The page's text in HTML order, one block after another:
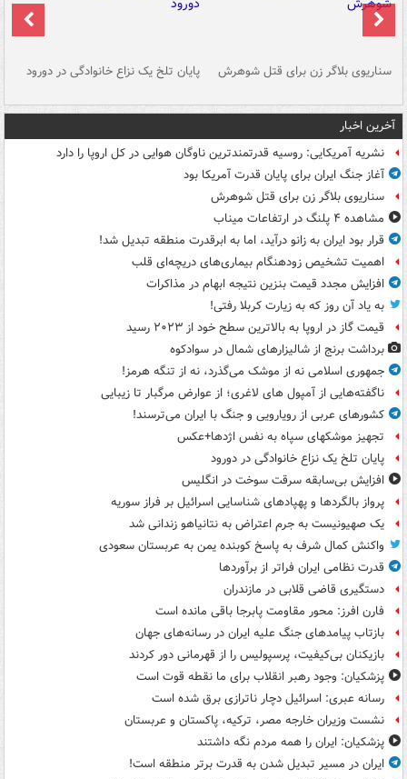
سناریوی بلاگر زن برای قتل شوهرش پایان تلخ یک نزاع خانوادگی در دورود
آخرین اخبار
نشریه آمریکایی: روسیه قدرتمندترین ناوگان هوایی در کل اروپا را دارد
آغاز جنگ ایران برای پایان قدرت آمریکا بود
سناریوی بلاگر زن برای قتل شوهرش
مشاهده ۴ پلنگ در ارتفاعات میناب
قرار بود ایران به زانو درآید، اما به ابرقدرت منطقه تبدیل شد!
اهمیت تشخیص زودهنگام بیماری‌های دریچه‌ای قلب
افزایش مجدد قیمت بنزین نتیجه ابهام در مذاکرات
به یاد آن روز که به زیارت کربلا رفتی!
قیمت گاز در اروپا به بالاترین سطح خود از ۲۰۲۳ رسید
برداشت برنج از شالیزارهای شمال در سوادکوه
جمهوری اسلامی نه از موشک می‌گذرد، نه از تنگه هرمز!
ناگفته‌هایی از آمپول های لاغری؛ از عوارض مرگبار تا زیبایی
کشورهای عربی از رویارویی و جنگ با ایران می‌ترسند!
تجهیز موشکهای سپاه به نفس اژدها+عکس
پایان تلخ یک نزاع خانوادگی در دورود
افزایش بی‌سابقه سرقت سوخت در انگلیس
پرواز بالگردها و پهپادهای شناسایی اسرائیل بر فراز سوریه
یک صهیونیست به جرم اعتراض به نتانیاهو زندانی شد
واکنش کمال شرف به پاسخ کوبنده یمن به عربستان سعودی
قدرت نظامی ایران فراتر از برآوردها
دستگیری قاضی قلابی در مازندران
فارن افرز: محور مقاومت پابرجا باقی مانده است
بازتاب پیامدهای جنگ علیه ایران در رسانه‌های جهان
بازیکنان بی‌کیفیت، پرسپولیس را از قهرمانی دور کردند
پزشکیان: وجود رهبر انقلاب برای ما نقطه قوت است
رسانه عبری: اسرائیل دچار ناترازی برق شده است
نشست وزیران خارجه مصر، ترکیه، پاکستان و عربستان
پزشکیان: ایران را همه مردم نگه داشتند
ایران در مسیر تبدیل شدن به قدرت برتر منطقه است!